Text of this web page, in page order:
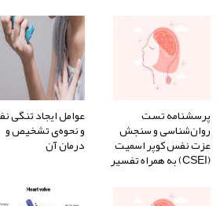
پرسشنامه تست
روان‌شناسی و سنجش
عزت نفس کوپر اسمیت
(CSEI) به همراه تفسیر
عوامل ایجاد تنگی
و نحوه‌ی تشخیص و
درمان آن